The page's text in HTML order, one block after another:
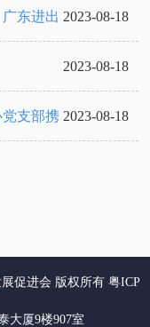
东进出 2023-08-18
2023-08-18
支部携 2023-08-18
促进会 版权所有 粤ICP
大厦9楼907室